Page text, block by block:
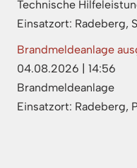
Technische
Einsatzort: Radeberg,
Brandmeldeanlage
04.08.2026 | 14:56
Brandmeldeanlage
Einsatzort: Radeberg,